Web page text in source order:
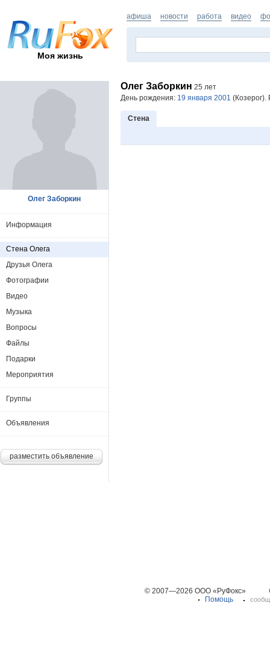
Моя жизнь
афиша новости работа видео
Олег Заборкин 25 лет
День рождения: 19 января 2001 (Козерог).
Стена
Олег Заборкин
Информация
Стена Олега
Друзья Олега
Фотографии
Видео
Музыка
Вопросы
Файлы
Подарки
Мероприятия
Группы
Объявления
разместить объявление
© 2007—2026 ООО «РуФокс»
Помощь